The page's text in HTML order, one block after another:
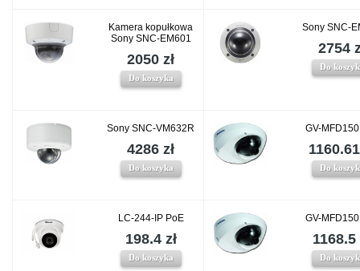
Kamera kopułkowa
Sony SNC-EM601
2050 zł
Do koszyka
Sony SNC-
2754
Do
Sony SNC-VM632R
4286 zł
Do koszyka
GV-
Do
LC-244-IP PoE
198.4 zł
Do koszyka
GV-
1168.5
Do